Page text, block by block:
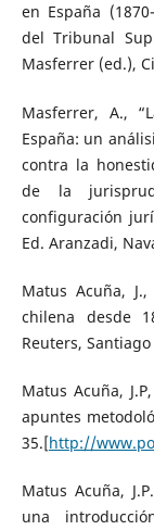
en España
del Tribunal
Masferrer (ed.),
Masferrer, A.,
España: un
contra la
de la
configuración
Ed. Aranzadi,
Matus Acuña,
chilena desde
Reuters,
Matus Acuña,
apuntes
35.[http://
Matus Acuña,
una